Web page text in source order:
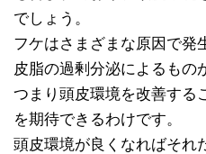
でしょう。
フケはさまざまな原因で発
皮脂の過剰分泌によるもの
つまり頭皮環境を改善する
を期待できるわけです。
頭皮環境が良くなればそれ